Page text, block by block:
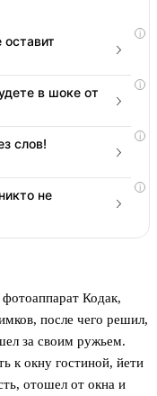
i
оставит
i
в шоке от
i
слов!
i
не
Кодак,
после чего решил,
за своим ружьем.
к окну гостиной, йети
отошел от окна и